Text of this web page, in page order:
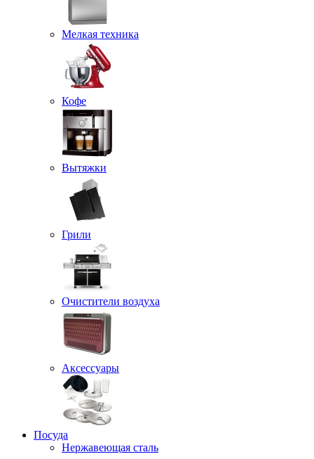
Мелкая техника
Кофе
Вытяжки
Грили
Очистители воздуха
Аксессуары
Посуда
Нержавеющая сталь